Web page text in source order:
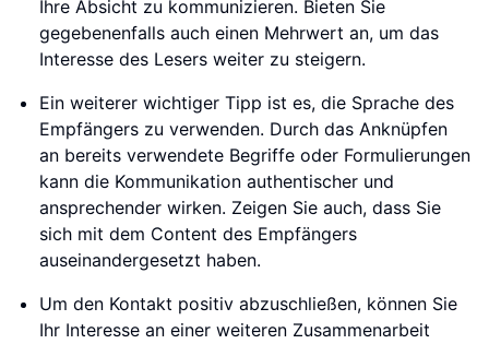
Ihre Absicht zu kommunizieren. Bieten Sie
gegebenenfalls auch einen Mehrwert an, um das
Interesse des Lesers weiter zu steigern.
Ein weiterer wichtiger Tipp ist es, die Sprache des
Empfängers zu verwenden. Durch das Anknüpfen
an bereits verwendete Begriffe oder Formulierungen
kann die Kommunikation authentischer und
ansprechender wirken. Zeigen Sie auch, dass Sie
sich mit dem Content des Empfängers
auseinandergesetzt haben.
Um den Kontakt positiv abzuschließen, können Sie
Ihr Interesse an einer weiteren Zusammenarbeit